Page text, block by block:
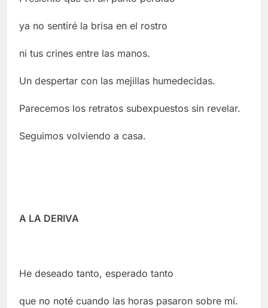
ya no sentiré la brisa en el rostro
ni tus crines entre las manos.
Un despertar con las mejillas humedecidas.
Parecemos los retratos subexpuestos sin revelar.
Seguimos volviendo a casa.
A LA DERIVA
He deseado tanto, esperado tanto
que no noté cuando las horas pasaron sobre mí.